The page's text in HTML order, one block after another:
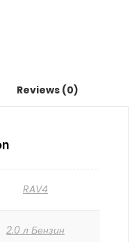
Reviews (0)
RAV4
2.0 л Бензин